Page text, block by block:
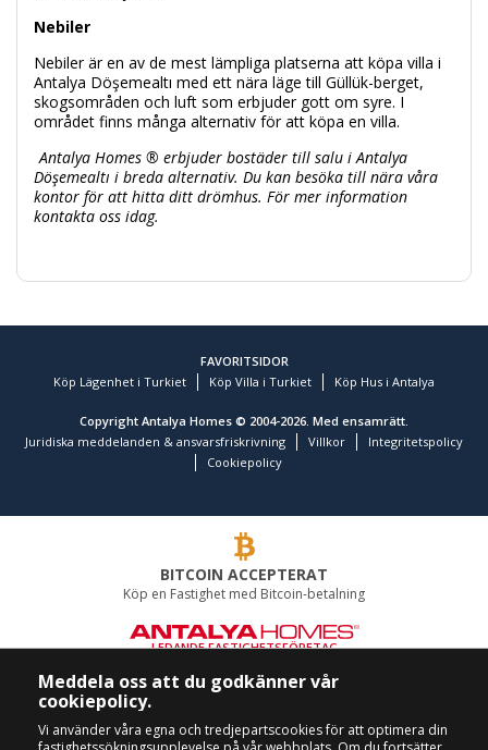
Nebiler
Nebiler är en av de mest lämpliga platserna att köpa villa i
Antalya Döşemealtı med ett nära läge till Güllük-berget,
skogsområden och luft som erbjuder gott om syre. I
området finns många alternativ för att köpa en villa.
Antalya Homes ® erbjuder bostäder till salu i Antalya
Döşemealtı i breda alternativ. Du kan besöka till nära våra
kontor för att hitta ditt drömhus. För mer information
kontakta oss idag.
FAVORITSIDOR
Köp Lägenhet i Turkiet
Köp Villa i Turkiet Köp Hus i Antalya
Copyright Antalya Homes © 2004-2026. Med ensamrätt.
Juridiska meddelanden & ansvarsfriskrivning
Villkor
Integritetspolicy
Cookiepolicy
BITCOIN ACCEPTERAT
Köp en Fastighet med Bitcoin-betalning
LEDANDE FASTIGHETSFÖRETAG
RING OSS FÖLJ OSS
+90 242 324 54 94
Meddela oss att du godkänner vår
cookiepolicy.
Vi använder våra egna och tredjepartscookies för att optimera din